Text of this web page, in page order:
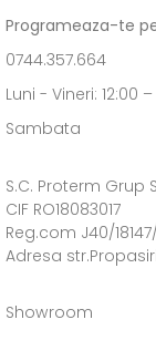
Programeaza-te
0744.357.664
Luni - Vineri: 12:00 –
Sambata
S.C. Proterm Grup
CIF RO18083017
Reg.com J40/
Adresa
Showroom